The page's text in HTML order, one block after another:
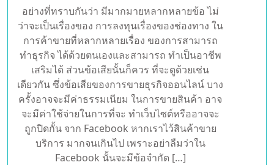
อย่างที่ทราบกันว่า มีมากมายหลากหลายข้อ ไม่
ว่าจะเป็นเรื่องของ การลงทุนเรื่องของช่องทาง ใน
การค้าขายที่หลากหลายเรื่อง ของการสามารถ
ทำธุรกิจ ได้ด้วยตนเองและสามารถ ทำเป็นอาชีพ
เสริมได้ ส่วนข้อเสียนั้นก็ควร ที่จะดูด้วยเช่น
เดียวกัน ซึ่งข้อเสียของการขายธุรกิจออนไลน์ บาง
ครั้งอาจจะมีค่าธรรมเนียม ในการขายสินค้า อาจ
จะมีค่าใช้จ่ายในการที่จะ ทำเว็บไซต์หรืออาจจะ
ถูกปิดกั้น จาก Facebook หากเราไว้สินค้าขาย
บริการ มากจนเกินไป เพราะอย่าลืมว่าใน
Facebook นั้นจะมีข้อจำกัด […]